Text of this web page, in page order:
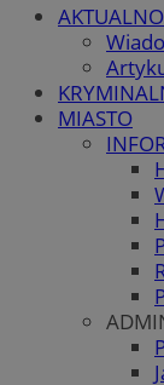
MIASTO